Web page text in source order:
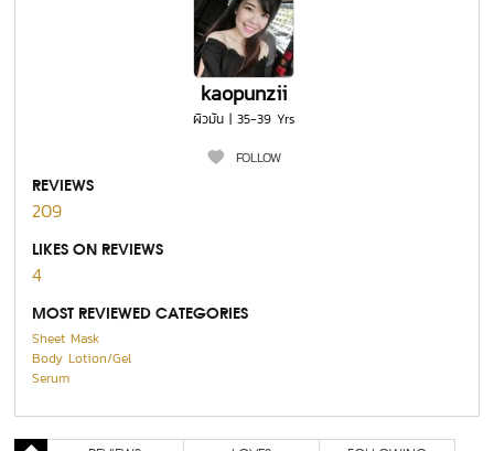
kaopunzii
ผิวมัน | 35-39 Yrs
FOLLOW
REVIEWS
209
LIKES ON REVIEWS
4
MOST REVIEWED CATEGORIES
Sheet Mask
Body Lotion/Gel
Serum